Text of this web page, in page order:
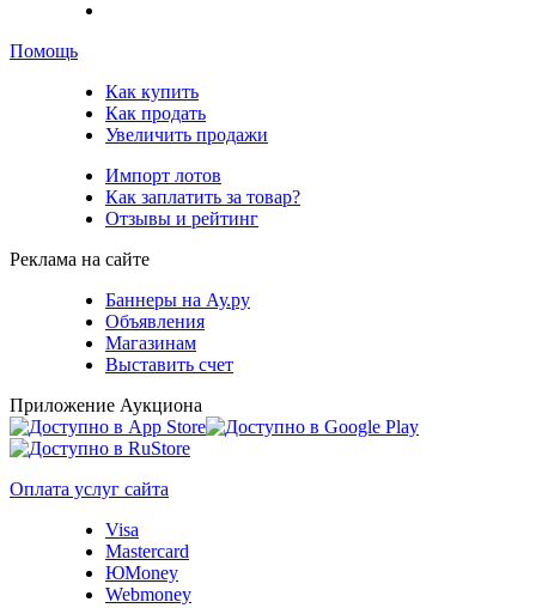
Помощь
Как купить
Как продать
Увеличить продажи
Импорт лотов
Как заплатить за товар?
Отзывы и рейтинг
Реклама на сайте
Баннеры на Ау.ру
Объявления
Магазинам
Выставить счет
Приложение Аукциона
Оплата услуг сайта
Visa
Mastercard
ЮMoney
Webmoney